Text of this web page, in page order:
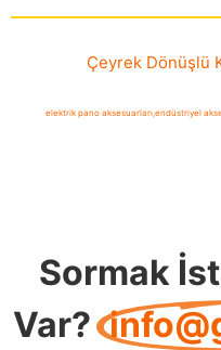
Çeyrek Dönüşlü
elektrik pano aksesuarları,endüstriyel
Sormak
Var?